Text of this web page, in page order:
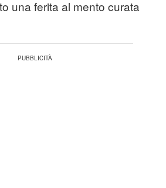
una ferita al mento curata